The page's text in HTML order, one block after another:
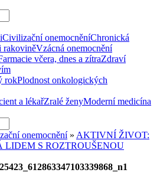
Civilizační onemocněníChronická
rakoviněVzácná onemocnění
včera, dnes a zítraZdraví
rokPlodnost onkologických
a lékařZralé ženyModerní medicína
onemocnění» AKTIVNÍ ŽIVOT:
LIDEM S ROZTROUŠENOU